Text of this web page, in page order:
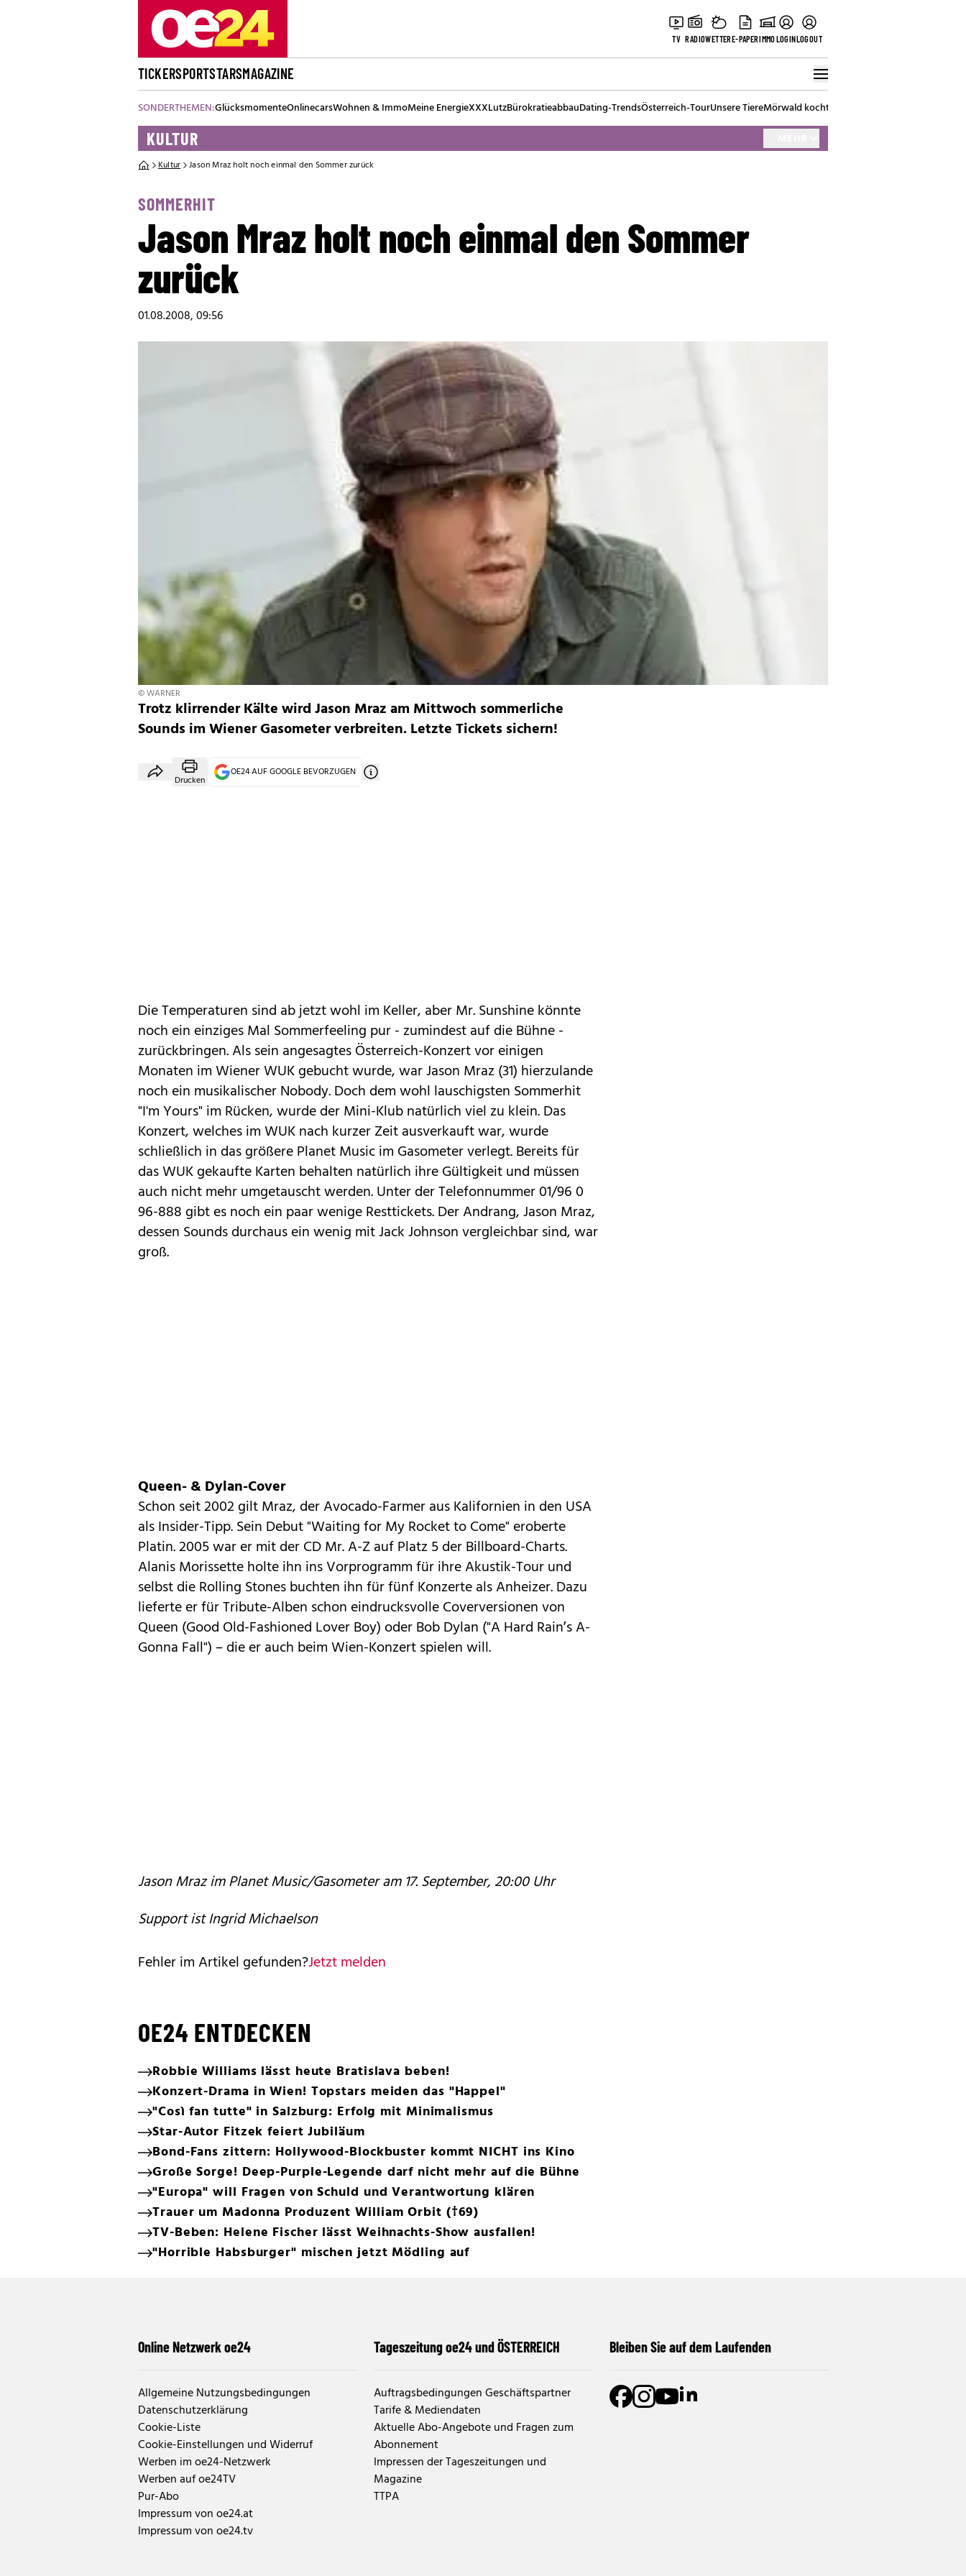
TV RADIOWETTERE-PAPERIMMOLOGINLOGOUT
TICKERSPORTSTARSMAGAZINE
SONDERTHEMEN:GlücksmomenteOnlinecarsWohnen & ImmoMeine EnergieXXXLutzBürokratieabbauDating-TrendsÖsterreich-TourUnsere TiereMörwald kocht
KULTUR
Kultur Jason Mraz holt noch einmal den Sommer zurück
SOMMERHIT
Jason Mraz holt noch einmal den Sommer
zurück
01.08.2008, 09:56
© WARNER
Trotz klirrender Kälte wird Jason Mraz am Mittwoch sommerliche
Sounds im Wiener Gasometer verbreiten. Letzte Tickets sichern!
Drucken
OE24 AUF GOOGLE BEVORZUGEN
Die Temperaturen sind ab jetzt wohl im Keller, aber Mr. Sunshine könnte
noch ein einziges Mal Sommerfeeling pur - zumindest auf die Bühne -
zurückbringen. Als sein angesagtes Österreich-Konzert vor einigen
Monaten im Wiener WUK gebucht wurde, war Jason Mraz (31) hierzulande
noch ein musikalischer Nobody. Doch dem wohl lauschigsten Sommerhit
"I'm Yours" im Rücken, wurde der Mini-Klub natürlich viel zu klein. Das
Konzert, welches im WUK nach kurzer Zeit ausverkauft war, wurde
schließlich in das größere Planet Music im Gasometer verlegt. Bereits für
das WUK gekaufte Karten behalten natürlich ihre Gültigkeit und müssen
auch nicht mehr umgetauscht werden. Unter der Telefonnummer 01/96 0
96-888 gibt es noch ein paar wenige Resttickets. Der Andrang, Jason Mraz,
dessen Sounds durchaus ein wenig mit Jack Johnson vergleichbar sind, war
groß.
Queen- & Dylan-Cover
Schon seit 2002 gilt Mraz, der Avocado-Farmer aus Kalifornien in den USA
als Insider-Tipp. Sein Debut "Waiting for My Rocket to Come" eroberte
Platin. 2005 war er mit der CD Mr. A-Z auf Platz 5 der Billboard-Charts.
Alanis Morissette holte ihn ins Vorprogramm für ihre Akustik-Tour und
selbst die Rolling Stones buchten ihn für fünf Konzerte als Anheizer. Dazu
lieferte er für Tribute-Alben schon eindrucksvolle Coverversionen von
Queen (Good Old-Fashioned Lover Boy) oder Bob Dylan ("A Hard Rain’s A-
Gonna Fall") – die er auch beim Wien-Konzert spielen will.
Jason Mraz im Planet Music/Gasometer am 17. September, 20:00 Uhr
Support ist Ingrid Michaelson
Fehler im Artikel gefunden?Jetzt melden
OE24 ENTDECKEN
Robbie Williams lässt heute Bratislava beben!
Konzert-Drama in Wien! Topstars meiden das "Happel"
"Così fan tutte" in Salzburg: Erfolg mit Minimalismus
Star-Autor Fitzek feiert Jubiläum
Bond-Fans zittern: Hollywood-Blockbuster kommt NICHT ins Kino
Große Sorge! Deep-Purple-Legende darf nicht mehr auf die Bühne
"Europa" will Fragen von Schuld und Verantwortung klären
Trauer um Madonna Produzent William Orbit (†69)
TV-Beben: Helene Fischer lässt Weihnachts-Show ausfallen!
"Horrible Habsburger" mischen jetzt Mödling auf
Online Netzwerk oe24
Allgemeine Nutzungsbedingungen
Datenschutzerklärung
Cookie-Liste
Cookie-Einstellungen und Widerruf
Werben im oe24-Netzwerk
Werben auf oe24TV
Pur-Abo
Impressum von oe24.at
Impressum von oe24.tv
Tageszeitung oe24 und ÖSTERREICH
Auftragsbedingungen Geschäftspartner
Tarife & Mediendaten
Aktuelle Abo-Angebote und Fragen zum
Abonnement
Impressen der Tageszeitungen und
Magazine
TTPA
Bleiben Sie auf dem Laufenden